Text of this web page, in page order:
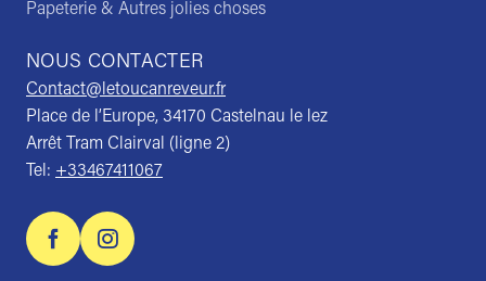
Papeterie & Autres jolies choses
NOUS CONTACTER
Contact@letoucanreveur.fr
Place de l’Europe, 34170 Castelnau le lez
Arrêt Tram Clairval (ligne 2)
Tel: +33467411067